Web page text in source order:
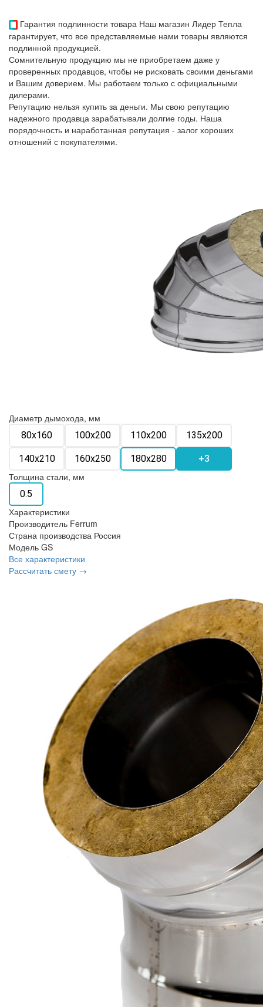
Гарантия подлинности товара Наш магазин Лидер Тепла
гарантирует, что все представляемые нами товары являются
подлинной продукцией.
Сомнительную продукцию мы не приобретаем даже у
проверенных продавцов, чтобы не рисковать своими деньгами
и Вашим доверием. Мы работаем только с официальными
дилерами.
Репутацию нельзя купить за деньги. Мы свою репутацию
надежного продавца зарабатывали долгие годы. Наша
порядочность и наработанная репутация - залог хороших
отношений с покупателями.
Диаметр дымохода, мм
80х160 100х200 110х200 135х200
140х210 160х250 180х280 +3
Толщина стали, мм
0.5
Характеристики
Производитель Ferrum
Страна производства Россия
Модель GS
Все характеристики
Рассчитать смету →